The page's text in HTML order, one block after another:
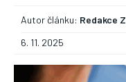
Autor článku: Redakce
6. 11. 2025